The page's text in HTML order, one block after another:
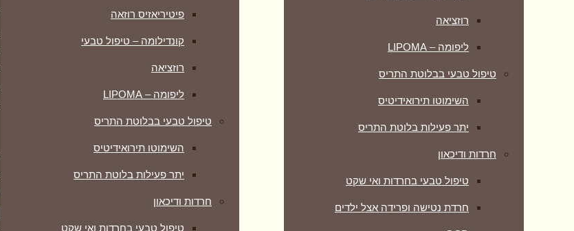
רוזציאה
ליפומה – LIPOMA
טיפול טבעי בבלוטת התריס
השימוטו תירואידיטיס
יתר פעילות בלוטת התריס
חרדות ודיכאון
טיפול טבעי בחרדות ואי שקט
חרדת נטישה ופרידה אצל ילדים
פיטיריאזיס רוזאה
קונדילומה – טיפול טבעי
רוזציאה
ליפומה – LIPOMA
טיפול טבעי בבלוטת התריס
השימוטו תירואידיטיס
יתר פעילות בלוטת התריס
חרדות ודיכאון
טיפול טבעי בחרדות ואי שקט